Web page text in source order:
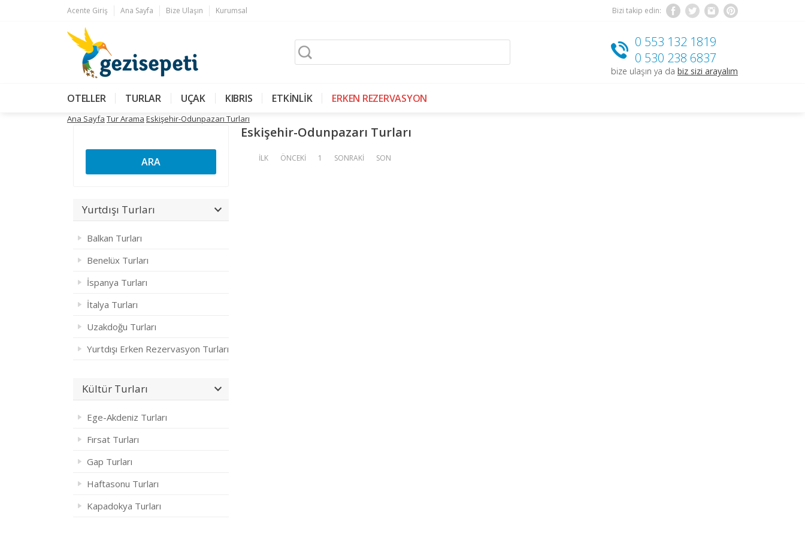
Acente Giriş Ana Sayfa Bize Ulaşın Kurumsal Bizi takip edin:
0 553 132 1819
0 530 238 6837
bize ulaşın ya da biz sizi arayalım
OTELLER TURLAR UÇAK KIBRIS ETKİNLİK ERKEN REZERVASYON
Ana Sayfa Tur Arama Eskişehir-Odunpazarı Turları
ARA
Yurtdışı Turları
Balkan Turları
Benelüx Turları
İspanya Turları
İtalya Turları
Uzakdoğu Turları
Yurtdışı Erken Rezervasyon Turları
Kültür Turları
Ege-Akdeniz Turları
Fırsat Turları
Gap Turları
Haftasonu Turları
Kapadokya Turları
Eskişehir-Odunpazarı Turları
İLK ÖNCEKİ 1 SONRAKİ SON